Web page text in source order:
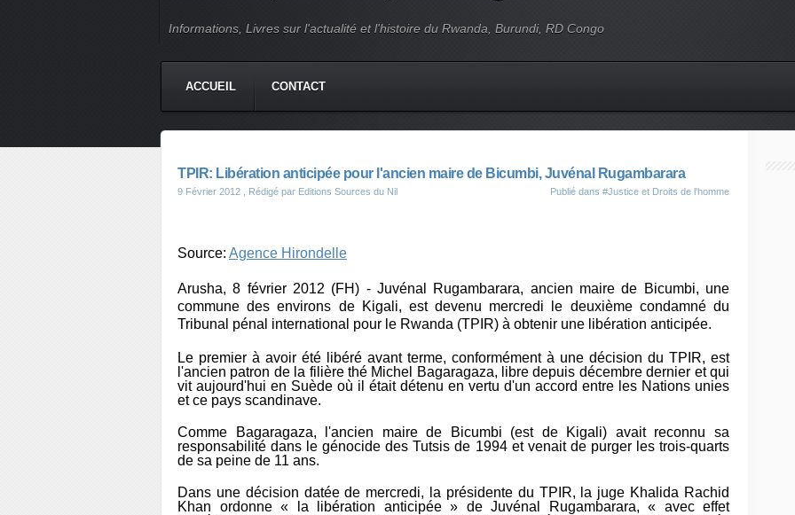
Informations, Livres sur l'actualité et l'histoire du Rwanda, Burundi, RD Congo
ACCUEIL CONTACT
TPIR: Libération anticipée pour l'ancien maire de Bicumbi, Juvénal Rugambarara
9 Février 2012 , Rédigé par Editions Sources du Nil Publié dans #Justice et Droits de l'homme
Source: Agence Hirondelle
Arusha, 8 février 2012 (FH) - Juvénal Rugambarara, ancien maire de Bicumbi, une
commune des environs de Kigali, est devenu mercredi le deuxième condamné du
Tribunal pénal international pour le Rwanda (TPIR) à obtenir une libération anticipée.
Le premier à avoir été libéré avant terme, conformément à une décision du TPIR, est
l'ancien patron de la filière thé Michel Bagaragaza, libre depuis décembre dernier et qui
vit aujourd'hui en Suède où il était détenu en vertu d'un accord entre les Nations unies
et ce pays scandinave.
Comme Bagaragaza, l'ancien maire de Bicumbi (est de Kigali) avait reconnu sa
responsabilité dans le génocide des Tutsis de 1994 et venait de purger les trois-quarts
de sa peine de 11 ans.
Dans une décision datée de mercredi, la présidente du TPIR, la juge Khalida Rachid
Khan ordonne « la libération anticipée » de Juvénal Rugambarara, « avec effet